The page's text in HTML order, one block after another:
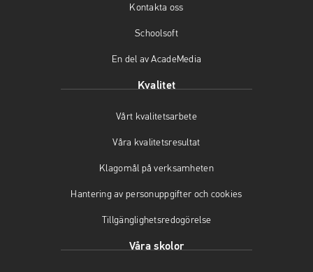
(
p
n
s
n
y
t
ö
s
m
ö
p
a
i
t
f
n
ö
p
a
i
y
f
n
t
Kontakta oss
Schoolsoft
En del av AcadeMedia
Kvalitet
Vårt kvalitetsarbete
Våra kvalitetsresultat
Klagomål på verksamheten
Hantering av personuppgifter och cookies
Tillgänglighetsredogörelse
Våra skolor